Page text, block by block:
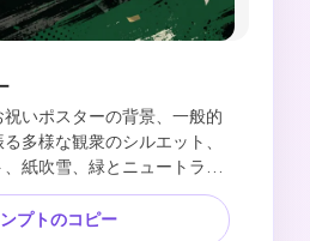
いポスターの背景、一般的
多様な観衆のシルエット、
紙吹雪、緑とニュートラル
アクセント、エキサイティン
ポスター対応の構図、読み
プトのコピー